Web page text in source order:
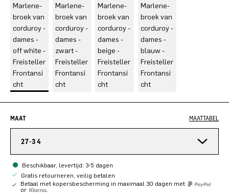
MAAT MAATTABEL
27-34
Beschikbaar, levertijd: 3-5 dagen
Gratis retourneren, veilig betalen
Betaal met kopersbescherming in maximaal 30 dagen met
or